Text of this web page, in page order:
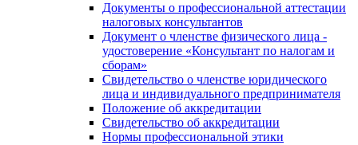
Документы о профессиональной аттестации
налоговых консультантов
Документ о членстве физического лица -
удостоверение «Консультант по налогам и
сборам»
Свидетельство о членстве юридического
лица и индивидуального предпринимателя
Положение об аккредитации
Свидетельство об аккредитации
Нормы профессиональной этики